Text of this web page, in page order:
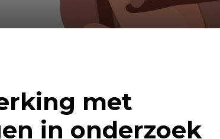
met
in onderzoek